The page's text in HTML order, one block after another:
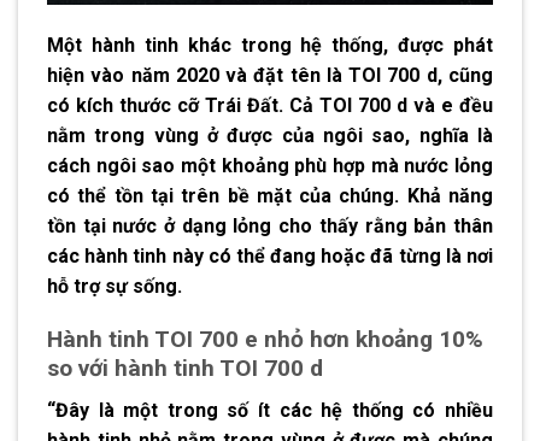
Một hành tinh khác trong hệ thống, được phát
hiện vào năm 2020 và đặt tên là TOI 700 d, cũng
có kích thước cỡ Trái Đất. Cả TOI 700 d và e đều
nằm trong vùng ở được của ngôi sao, nghĩa là
cách ngôi sao một khoảng phù hợp mà nước lỏng
có thể tồn tại trên bề mặt của chúng. Khả năng
tồn tại nước ở dạng lỏng cho thấy rằng bản thân
các hành tinh này có thể đang hoặc đã từng là nơi
hỗ trợ sự sống.
Hành tinh TOI 700 e nhỏ hơn khoảng 10%
so với hành tinh TOI 700 d
“Đây là một trong số ít các hệ thống có nhiều